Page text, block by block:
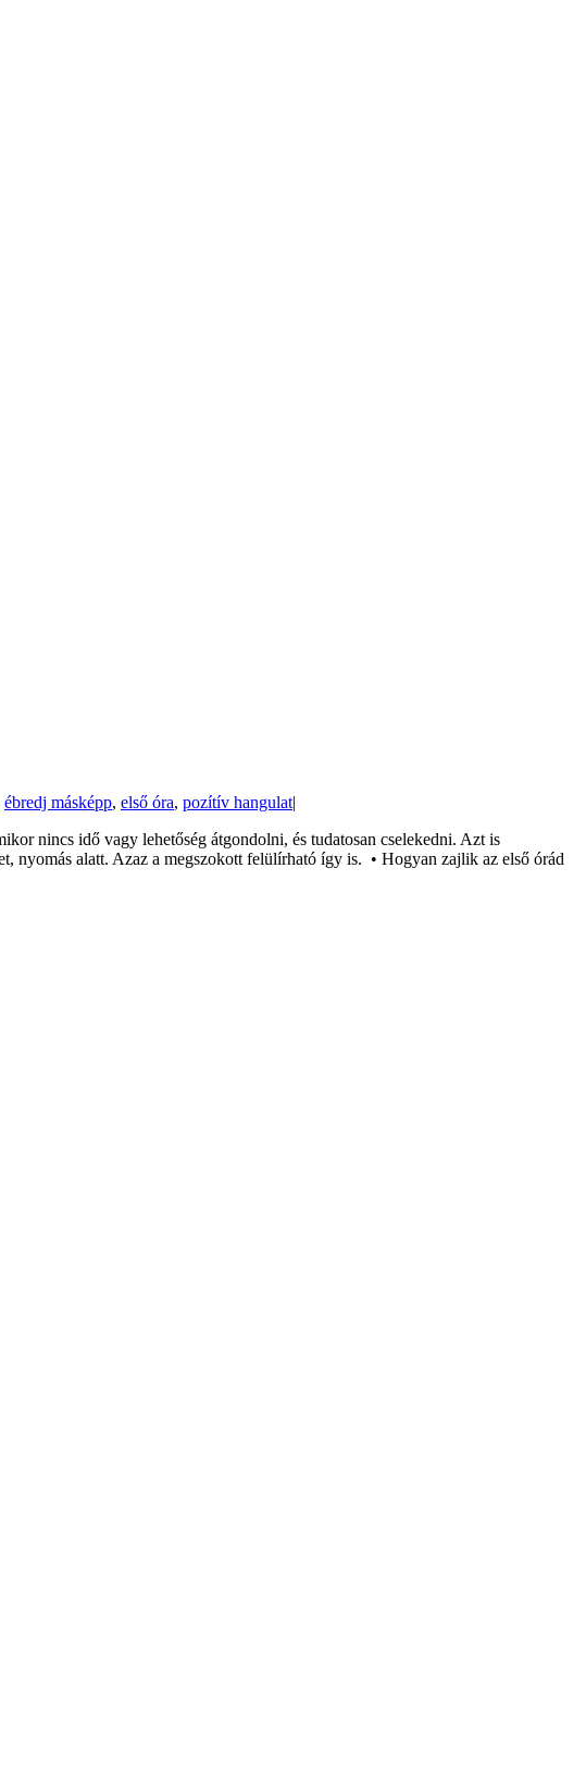
ébredj másképp, első óra, pozítív hangulat|
nincs idő vagy lehetőség átgondolni, és tudatosan cselekedni. Azt is
nyomás alatt. Azaz a megszokott felülírható így is. • Hogyan zajlik az első órád